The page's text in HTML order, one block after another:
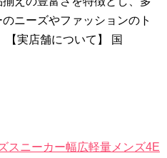
ニーズやファッションのト
【実店舗について】 国
スニーカー幅広軽量メンズ4E